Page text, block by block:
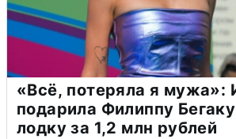
«Всё, потеряла я мужа»:
подарила Филиппу
лодку за 1,2 млн рублей